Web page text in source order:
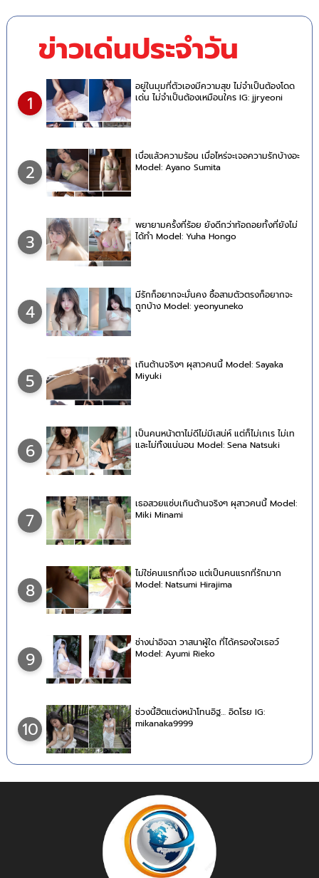
ข่าวเด่นประจำวัน
1
อยู่ในมุมที่ตัวเองมีความสุข ไม่จำเป็นต้องโดด
เด่น ไม่จำเป็นต้องเหมือนใคร IG: jjryeoni
2
เบื่อแล้วความร้อน เมื่อไหร่จะเจอความรักบ้างอะ
Model: Ayano Sumita
3
พยายามครั้งที่ร้อย ยังดีกว่าท้อถอยทั้งที่ยังไม่
ได้ทำ Model: Yuha Hongo
4
มีรักก็อยากจะมั่นคง ซื้อสามตัวตรงก็อยากจะ
ถูกบ้าง Model: yeonyuneko
5
เกินต้านจริงๆ ผุสาวคนนี้ Model: Sayaka
Miyuki
6
เป็นคนหน้าตาไม่ดีไม่มีเสน่ห์ แต่ก็ไม่เกเร ไม่เท
และไม่ทิ้งแน่นอน Model: Sena Natsuki
7
เธอสวยแซ่บเกินต้านจริงๆ ผุสาวคนนี้ Model:
Miki Minami
8
ไม่ใช่คนแรกที่เจอ แต่เป็นคนแรกที่รักมาก
Model: Natsumi Hirajima
9
ช่างน่าอิจฉา วาสนาผู้ใด ที่ได้ครองใจเธอว์
Model: Ayumi Rieko
10
ช่วงนี้ฮิตแต่งหน้าโทนอิฐ… อิดโรย IG:
mikanaka9999